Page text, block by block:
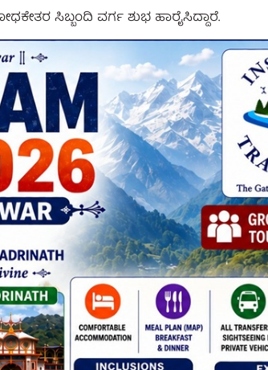
ಸಿಬ್ಬಂದಿ ವರ್ಗ ಶುಭ ಹಾರೈಸಿದ್ದಾರೆ.